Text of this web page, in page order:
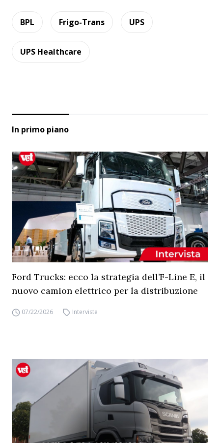
BPL Frigo-Trans UPS
UPS Healthcare
In primo piano
Ford Trucks: ecco la strategia dell’F-Line E, il
nuovo camion elettrico per la distribuzione
07/22/2026 Interviste